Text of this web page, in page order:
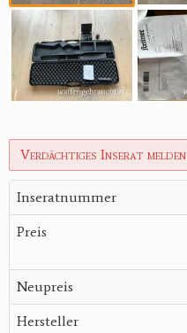
Verdächtiges Inserat melden
Inseratnummer
Preis
Neupreis
Hersteller